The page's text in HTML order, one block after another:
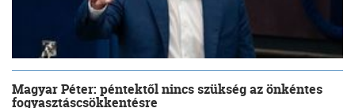
Magyar Péter: péntektől nincs szükség az önkéntes
fogyasztáscsökkentésre